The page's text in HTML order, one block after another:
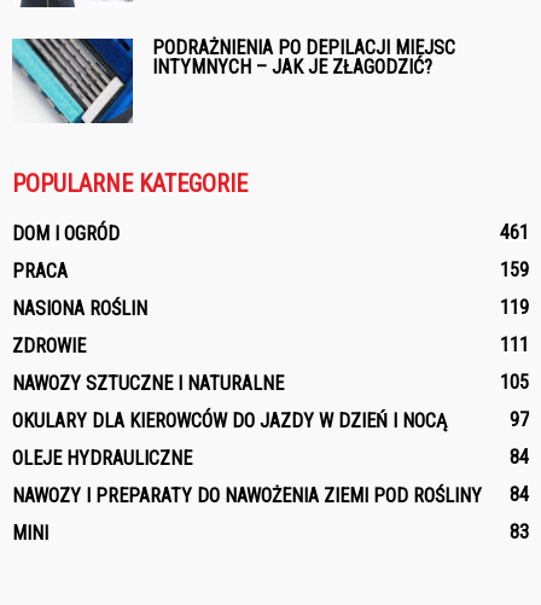
PODRAŻNIENIA PO DEPILACJI MIEJSC
INTYMNYCH – JAK JE ZŁAGODZIĆ?
POPULARNE KATEGORIE
DOM I OGRÓD
461
PRACA
159
NASIONA ROŚLIN
119
ZDROWIE
111
NAWOZY SZTUCZNE I NATURALNE
105
OKULARY DLA KIEROWCÓW DO JAZDY W DZIEŃ I NOCĄ
97
OLEJE HYDRAULICZNE
84
NAWOZY I PREPARATY DO NAWOŻENIA ZIEMI POD ROŚLINY
84
MINI
83